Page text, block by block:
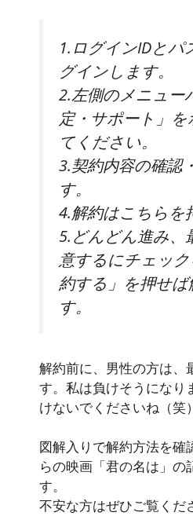
1.ログインIDとパ
グインします。
2.左側のメニュー
定・サポート」
てください。
3.契約内容の確認
す。
4.解約はこちらを
5.どんどん進み、
意するにチェッ
約する」を押せ
す。
解約前に、男性の方は、
す。私は負けそうになり
けないでくださいね（笑）
図解入りで解約方法を確
らの映画「君の名は」の
す。
不安な方はぜひご覧くだ